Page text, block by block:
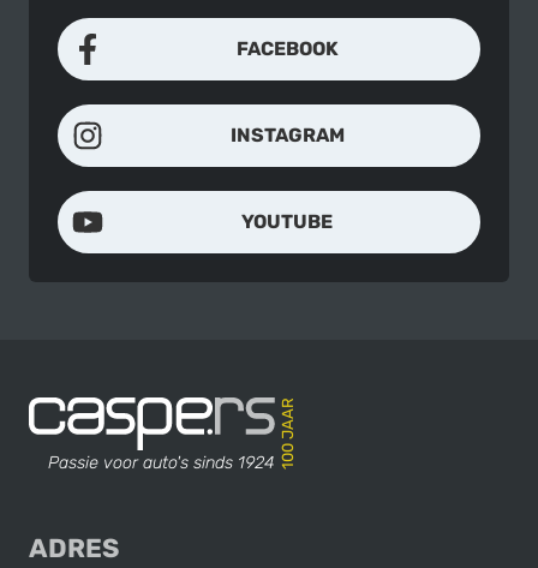
FACEBOOK
INSTAGRAM
YOUTUBE
De Caspers Collectie
Passie voor auto's sinds 1924
ADRES